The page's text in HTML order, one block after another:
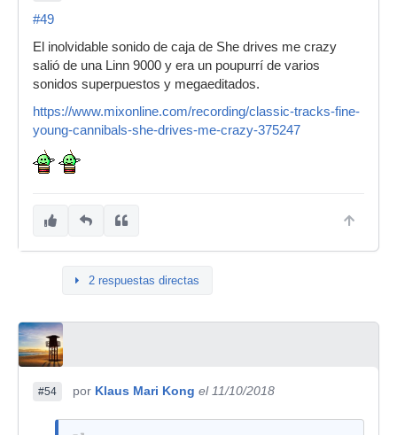
#49
El inolvidable sonido de caja de She drives me crazy
salió de una Linn 9000 y era un poupurrí de varios
sonidos superpuestos y megaeditados.
https://www.mixonline.com/recording/classic-tracks-fine-
young-cannibals-she-drives-me-crazy-375247
2 respuestas directas
#54 por Klaus Mari Kong el 11/10/2018